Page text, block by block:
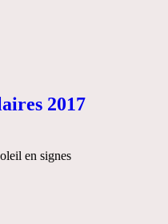
2017
en signes